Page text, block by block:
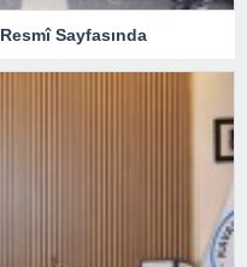
Sayfasında